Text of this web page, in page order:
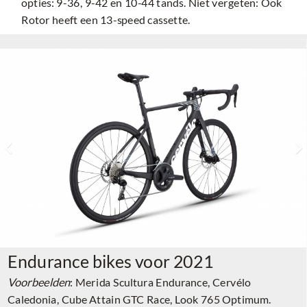
Rotor heeft een 13-speed cassette.
Endurance bikes voor 2021
Voorbeelden: Merida Scultura Endurance, Cervélo
Caledonia, Cube Attain GTC Race, Look 765 Optimum.